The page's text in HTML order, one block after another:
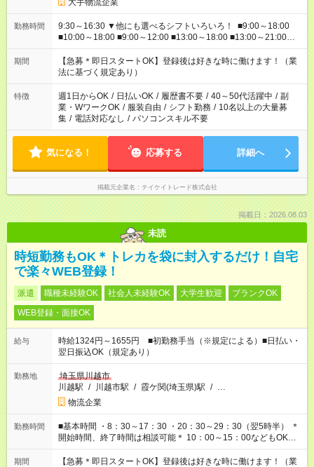
大手物流企業
勤務時間
9:30～16:30 ▼他にも選べるシフトいろいろ！ ■9:00～18:00
■10:00～18:00 ■9:00～12:00 ■13:00～18:00 ■13:00～21:00
■22:00～翌6:00 など あなたの希望を教えてください！
期間
【急募＊即日スタートOK】登録後は好きな時に働けます！（業
法に基づく規定あり）
特徴 週1日からOK / 日払いOK / 履歴書不要 / 40～50代活躍中 / 副
業・WワークOK / 服装自由 / シフト勤務 / 10名以上の大量募
集 / 電話対応なし / パソコンスキル不要
気になる！ 応募する 詳細へ
掲載元企業名 テイケイトレード株式会社
掲載日：2026.08.03
未読
時短勤務もOK＊トレカを袋に封入するだけ！自宅
で楽々WEB登録！
派遣 職種未経験OK 社会人未経験OK 大学生歓迎
ブランクOK
WEB登録・面接OK
給与
時給1324円～1655円 ■初勤務手当（※規定による）■日払い・
翌日振込OK（規定あり）
勤務地
埼玉県川越市
川越駅 / 川越市駅 / 霞ケ関(埼玉県)駅 / …
物流企業
勤務時間
■基本時間 ・8：30～17：30 ・20：30～29：30（翌5時半） ＊
開始時間、終了時間は相談可能＊ 10：00～15：00などもOKな
ので 是非お気軽にご相談ください＾＾
期間
【急募＊即日スタートOK】登録後は好きな時に働けます！（業